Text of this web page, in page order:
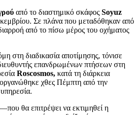
από το διαστημικό σκάφος Soyuz
Σε πλάνα που μεταδόθηκαν από
από το πίσω μέρος του οχήματος
στη διαδικασία αποτίμησης, τόνισε
επανδρωμένων πτήσεων στη
Roscosmos, κατά τη διάρκεια
χθες Πέμπτη από την
θα επιτρέψει να εκτιμηθεί η